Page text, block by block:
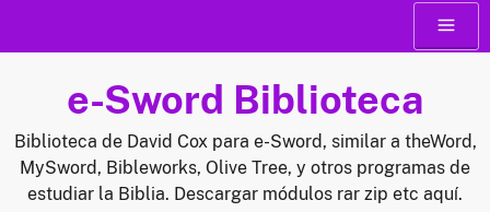
Menú
e-Sword Biblioteca
Biblioteca de David Cox para e-Sword, similar a theWord,
MySword, Bibleworks, Olive Tree, y otros programas de
estudiar la Biblia. Descargar módulos rar zip etc aquí.